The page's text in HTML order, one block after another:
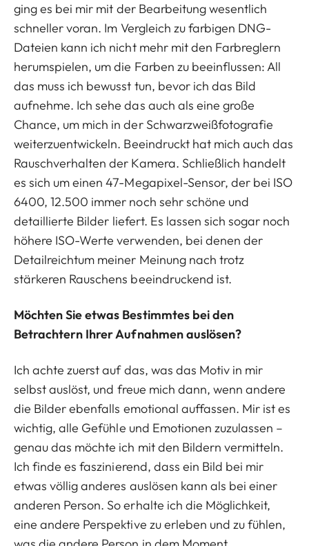
ging es bei mir mit der Bearbeitung wesentlich
schneller voran. Im Vergleich zu farbigen DNG-
Dateien kann ich nicht mehr mit den Farbreglern
herumspielen, um die Farben zu beeinflussen: All
das muss ich bewusst tun, bevor ich das Bild
aufnehme. Ich sehe das auch als eine große
Chance, um mich in der Schwarzweißfotografie
weiterzuentwickeln. Beeindruckt hat mich auch das
Rauschverhalten der Kamera. Schließlich handelt
es sich um einen 47-Megapixel-Sensor, der bei ISO
6400, 12.500 immer noch sehr schöne und
detaillierte Bilder liefert. Es lassen sich sogar noch
höhere ISO-Werte verwenden, bei denen der
Detailreichtum meiner Meinung nach trotz
stärkeren Rauschens beeindruckend ist.
Möchten Sie etwas Bestimmtes bei den
Betrachtern Ihrer Aufnahmen auslösen?
Ich achte zuerst auf das, was das Motiv in mir
selbst auslöst, und freue mich dann, wenn andere
die Bilder ebenfalls emotional auffassen. Mir ist es
wichtig, alle Gefühle und Emotionen zuzulassen –
genau das möchte ich mit den Bildern vermitteln.
Ich finde es faszinierend, dass ein Bild bei mir
etwas völlig anderes auslösen kann als bei einer
anderen Person. So erhalte ich die Möglichkeit,
eine andere Perspektive zu erleben und zu fühlen,